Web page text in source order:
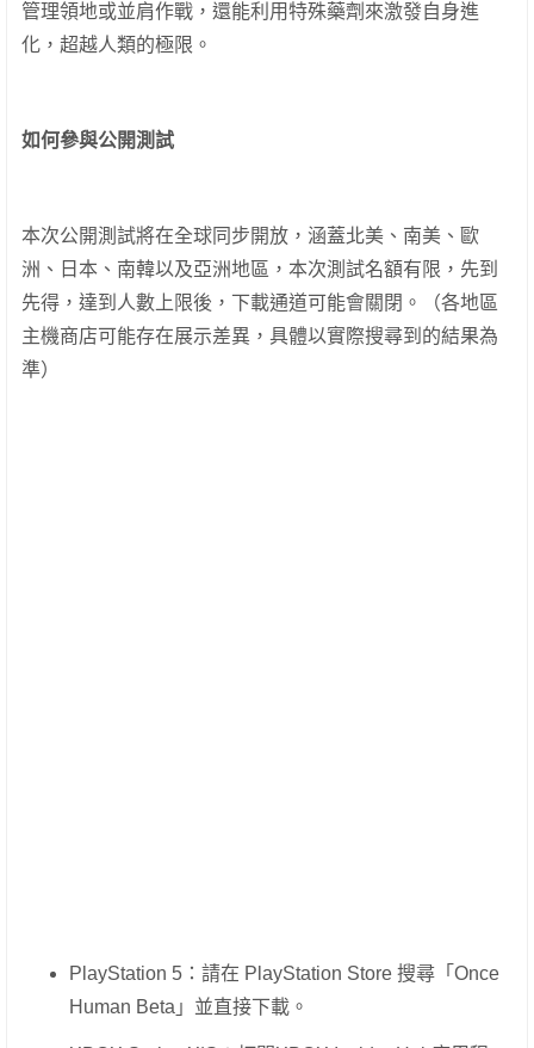
管理領地或並肩作戰，還能利用特殊藥劑來激發自身進
化，超越人類的極限。
如何參與公開測試
本次公開測試將在全球同步開放，涵蓋北美、南美、歐
洲、日本、南韓以及亞洲地區，本次測試名額有限，先到
先得，達到人數上限後，下載通道可能會關閉。（各地區
主機商店可能存在展示差異，具體以實際搜尋到的結果為
準）
PlayStation 5：請在 PlayStation Store 搜尋「Once
Human Beta」並直接下載。